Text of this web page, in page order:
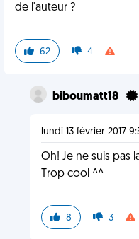
de l'auteur ?
62 4
biboumatt18
lundi 13 février 2017
Oh! Je ne suis pas
Trop cool ^^
8 3